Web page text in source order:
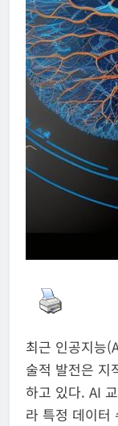
최근 인공지능
술적 발전은 지
하고 있다. AI
라 특정 데이터